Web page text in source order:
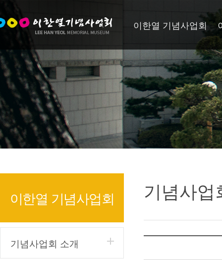
이한열 기념사업회
이한열 기념사업회
기념사업회 소개
기념사업